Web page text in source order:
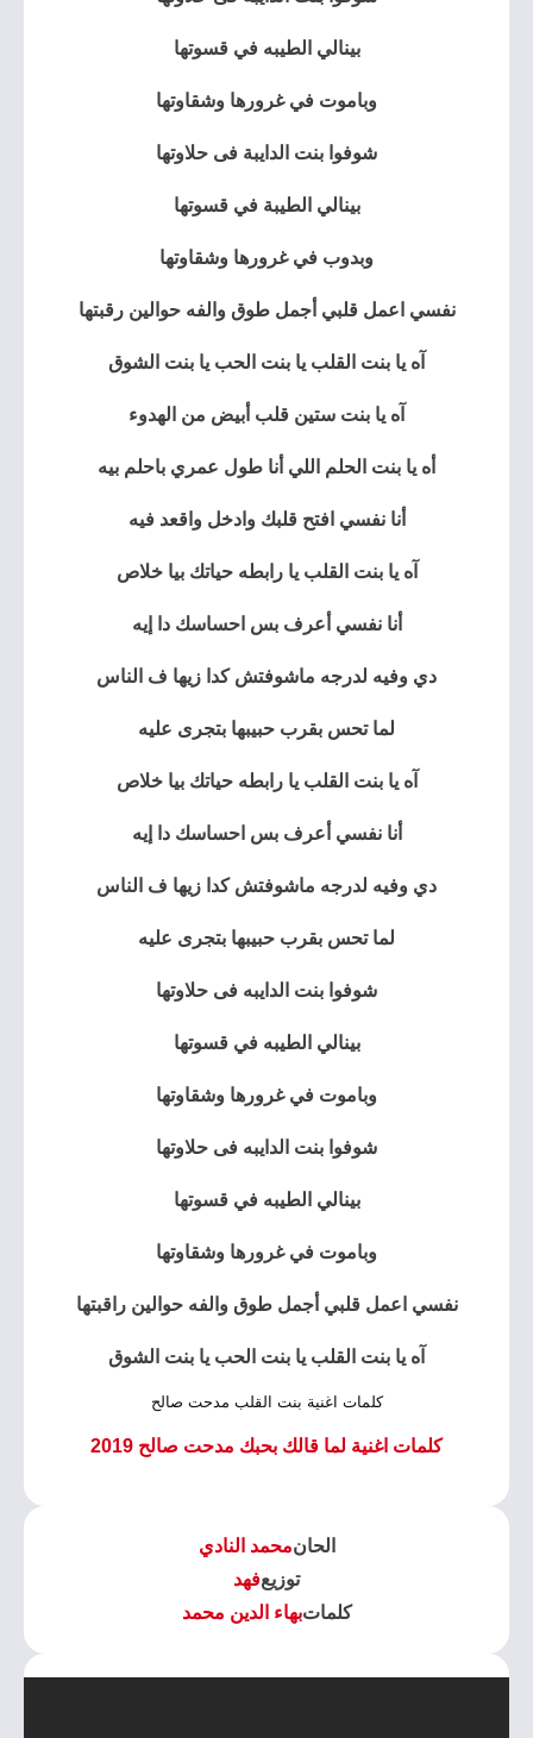
بينالي الطيبه في قسوتها
وباموت في غرورها وشقاوتها
شوفوا بنت الدايبة فى حلاوتها
بينالي الطيبة في قسوتها
وبدوب في غرورها وشقاوتها
نفسي اعمل قلبي أجمل طوق والفه حوالين رقبتها
آه يا بنت القلب يا بنت الحب يا بنت الشوق
آه يا بنت ستين قلب أبيض من الهدوء
أه يا بنت الحلم اللي أنا طول عمري باحلم بيه
أنا نفسي افتح قلبك وادخل واقعد فيه
آه يا بنت القلب يا رابطه حياتك بيا خلاص
أنا نفسي أعرف بس احساسك دا إيه
دي وفيه لدرجه ماشوفتش كدا زيها ف الناس
لما تحس بقرب حبيبها بتجرى عليه
آه يا بنت القلب يا رابطه حياتك بيا خلاص
أنا نفسي أعرف بس احساسك دا إيه
دي وفيه لدرجه ماشوفتش كدا زيها ف الناس
لما تحس بقرب حبيبها بتجرى عليه
شوفوا بنت الدايبه فى حلاوتها
بينالي الطيبه في قسوتها
وباموت في غرورها وشقاوتها
شوفوا بنت الدايبه فى حلاوتها
بينالي الطيبه في قسوتها
وباموت في غرورها وشقاوتها
نفسي اعمل قلبي أجمل طوق والفه حوالين راقبتها
آه يا بنت القلب يا بنت الحب يا بنت الشوق
كلمات اغنية بنت القلب مدحت صالح
كلمات اغنية لما قالك بحبك مدحت صالح 2019
الحانمحمد النادي
توزيعفهد
كلماتبهاء الدين محمد